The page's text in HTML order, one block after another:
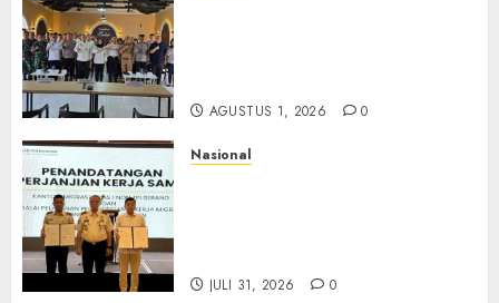
AGUSTUS 1, 2026 0
Nasional
JULI 31, 2026 0